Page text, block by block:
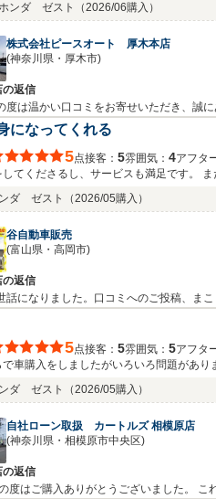
ンダ ゼスト （2026/06購入）
株式会社ピースオート 厚木本店
(神奈川県・厚木市)
の返信
コミをお寄せいただき、誠にありがとうございます。 急なお問い合わせにもかかわらず、ご満
になってくれる
5点接客： 5雰囲気： 4アフタ
てくださるし、サービスも満足です。
ダ ゼスト （2026/05購入）
谷自動車販売
(富山県・高岡市)
の返信
話になりました。口コミへのご投稿、ま
5点接客： 5雰囲気： 5アフタ
車購入をしましたがいろいろ問題があ
ございました。
ダ ゼスト （2026/05購入）
自社ローン取扱 カートルズ 相模原店
(神奈川県・相模原市中央区)
の返信
度はご購入ありがとうございました。